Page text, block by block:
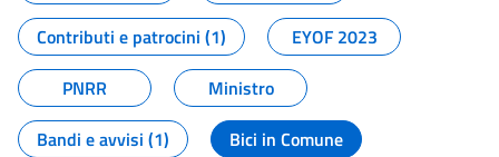
Contributi e patrocini (1)
EYOF 2023
PNRR
Ministro
Bandi e avvisi (1)
Bici in Comune